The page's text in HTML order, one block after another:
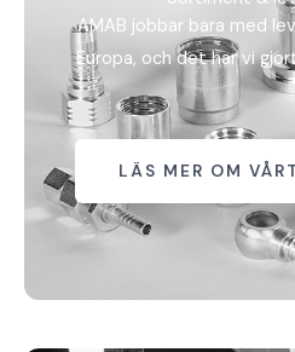
AMAB jobbar bara med
Europa, och det har vi
LÄS MER OM